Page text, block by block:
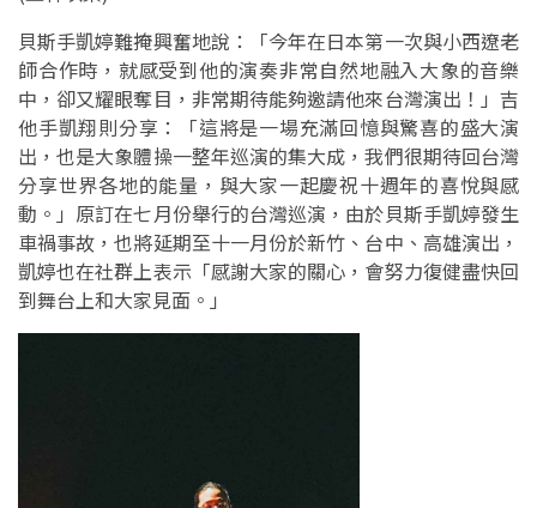
貝斯手凱婷難掩興奮地說：「今年在日本第一次與小西遼老
師合作時，就感受到他的演奏非常自然地融入大象的音樂
中，卻又耀眼奪目，非常期待能夠邀請他來台灣演出！」吉
他手凱翔則分享：「這將是一場充滿回憶與驚喜的盛大演
出，也是大象體操一整年巡演的集大成，我們很期待回台灣
分享世界各地的能量，與大家一起慶祝十週年的喜悅與感
動。」原訂在七月份舉行的台灣巡演，由於貝斯手凱婷發生
車禍事故，也將延期至十一月份於新竹、台中、高雄演出，
凱婷也在社群上表示「感謝大家的關心，會努力復健盡快回
到舞台上和大家見面。」